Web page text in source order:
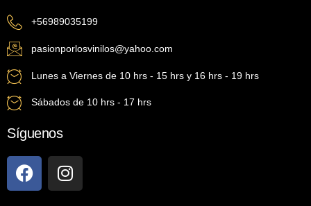
+56989035199
pasionporlosvinilos@yahoo.com
Lunes a Viernes de 10 hrs - 15 hrs y 16 hrs - 19 hrs
Sábados de 10 hrs - 17 hrs
Síguenos